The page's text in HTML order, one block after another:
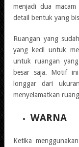
menjadi dua
detail bentuk yang
Ruangan yang
yang kecil untuk
untuk ruangan
besar saja. Motif
longgar dari
menyelamatkan
WARNA
Ketika